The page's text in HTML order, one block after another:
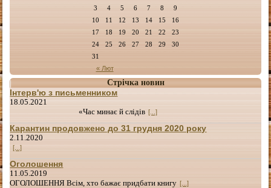
« Лют
3
4 5 6 7 8
9
10
11 12 13 14 15
16
17
18 19 20 21 22
23
24
25 26 27 28 29
30
31
Стрічка новин
Інтерв'ю з письменником
18.05.2021
«Час минає й слідів [...]
Карантин продовжено до 31 грудня 2020 року
2.11.2020
[...]
Оголошення
11.05.2019
ОГОЛОШЕННЯ Всім, хто бажає придбати книгу [...]